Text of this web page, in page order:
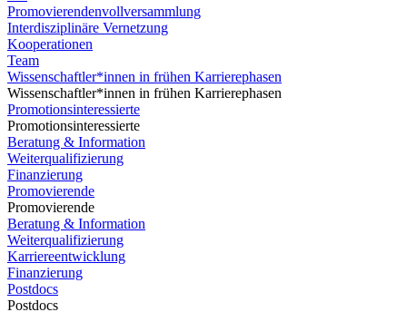
Promovierendenvollversammlung
Interdisziplinäre Vernetzung
Kooperationen
Team
Wissenschaftler*innen in frühen Karrierephasen
Wissenschaftler*innen in frühen Karrierephasen
Promotionsinteressierte
Promotionsinteressierte
Beratung & Information
Weiterqualifizierung
Finanzierung
Promovierende
Promovierende
Beratung & Information
Weiterqualifizierung
Karriereentwicklung
Finanzierung
Postdocs
Postdocs